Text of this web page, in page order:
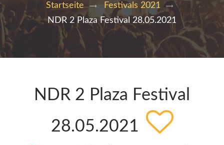
Startseite
Festivals 2021
NDR 2 Plaza Festival 28.05.2021
NDR 2 Plaza Festival
28.05.2021